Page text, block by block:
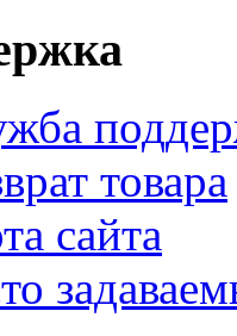
товара
сайта